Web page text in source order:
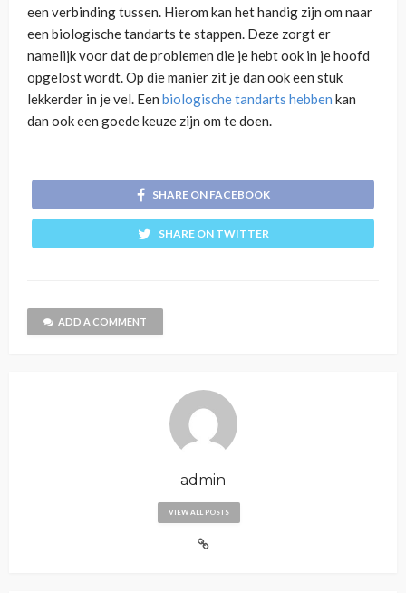
een verbinding tussen. Hierom kan het handig zijn om naar
een biologische tandarts te stappen. Deze zorgt er
namelijk voor dat de problemen die je hebt ook in je hoofd
opgelost wordt. Op die manier zit je dan ook een stuk
lekkerder in je vel. Een biologische tandarts hebben kan
dan ook een goede keuze zijn om te doen.
SHARE ON FACEBOOK
SHARE ON TWITTER
ADD A COMMENT
admin
VIEW ALL POSTS